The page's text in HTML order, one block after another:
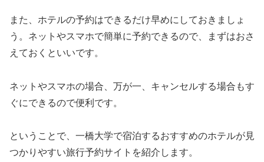
また、ホテルの予約はできるだけ早めにしておきましょ
う。ネットやスマホで簡単に予約できるので、まずはおさ
えておくといいです。
ネットやスマホの場合、万が一、キャンセルする場合もす
ぐにできるので便利です。
ということで、一橋大学で宿泊するおすすめのホテルが見
つかりやすい旅行予約サイトを紹介します。